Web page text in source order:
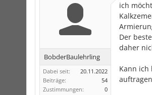
BobderBaulehrling
Dabei seit:
20.11.2022
Beiträge:
54
Zustimmungen:
0
ich
Der
daher
Kann ich